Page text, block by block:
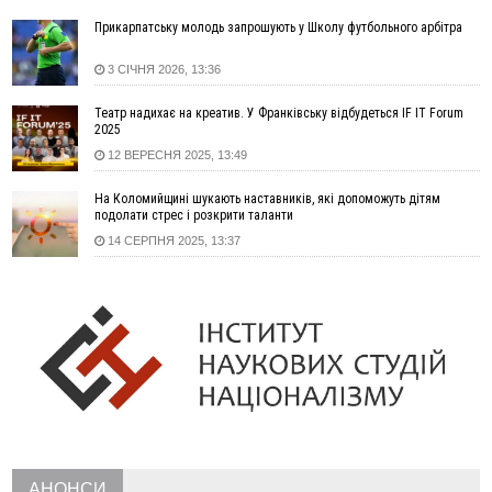
13:00
На Снятинщині спіймали чоловіка, який зливав з цистерни
у полі невідому речовину
12:29
У МОЗ змінили підхід до госпіталізації та оновили правила
роботи стаціонарів
12:07
На межі Прикарпаття і Тернопільщини невідомі засипали
русло Золотої Липи та облаштували переправу
рекорди
11:17
Росія вдарила по Харкову "Бандероллю": є постраждалі,
пошкоджено цивільне підприємство
На Каскаді замість веж планують зробити сквер з
дитмайданчиком
09:31
На Верховинщині під час пожежі будинку травмувалась
жінка
Прикарпатську молодь запрошують у Школу футбольного арбітра
3 СІЧНЯ 2026, 13:36
Театр надихає на креатив. У Франківську відбудеться IF IT Forum
2025
12 ВЕРЕСНЯ 2025, 13:49
На Коломийщині шукають наставників, які допоможуть дітям
подолати стрес і розкрити таланти
14 СЕРПНЯ 2025, 13:37